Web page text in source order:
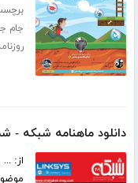
جام
دانلود ماهنامه شبکه -
از: ...